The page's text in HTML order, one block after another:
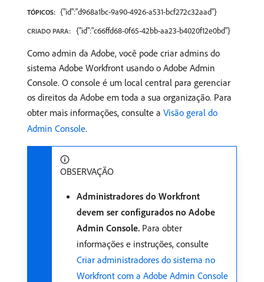
TÓPICOS: {"id":"d968a1bc-9a90-4926-a531-bcf272c32aad"}
CRIADO PARA: {"id":"c66ffd68-0f65-42bb-aa23-b4020f12e0bd"}
Como admin da Adobe, você pode criar admins do
sistema Adobe Workfront usando o Adobe Admin
Console. O console é um local central para gerenciar
os direitos da Adobe em toda a sua organização. Para
obter mais informações, consulte a Visão geral do
Admin Console.
OBSERVAÇÃO
Administradores do Workfront
devem ser configurados no Adobe
Admin Console. Para obter
informações e instruções, consulte
Criar administradores do sistema no
Workfront com a Adobe Admin Console